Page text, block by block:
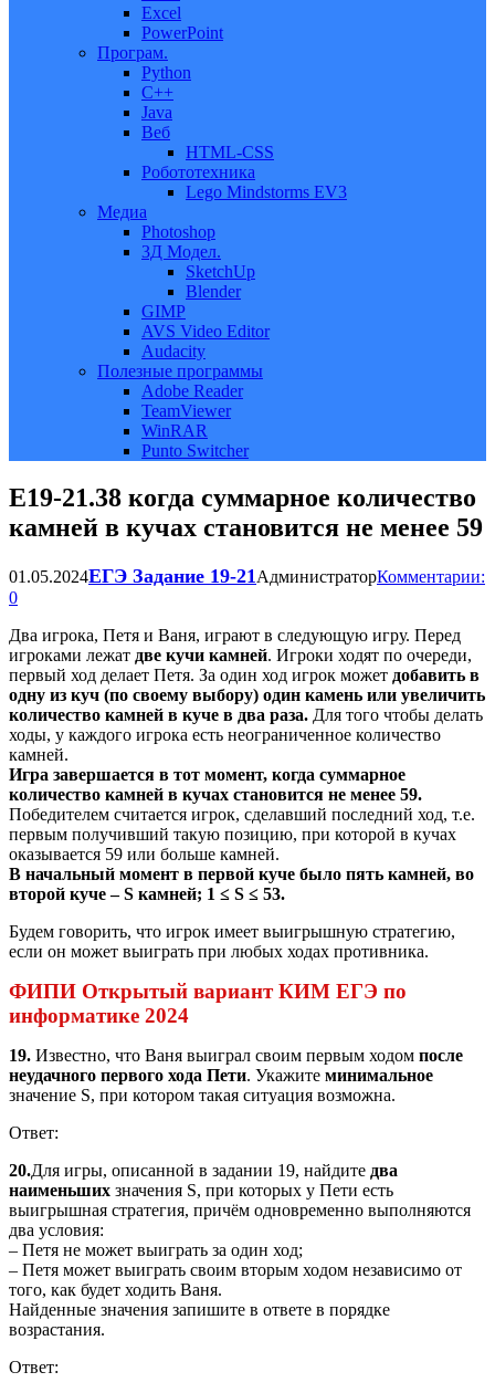
Excel
PowerPoint
Програм.
Python
C++
Java
Веб
HTML-CSS
Робототехника
Lego Mindstorms EV3
Медиа
Photoshop
3Д Модел.
SketchUp
Blender
GIMP
AVS Video Editor
Audacity
Полезные программы
Adobe Reader
TeamViewer
WinRAR
Punto Switcher
Е19-21.38 когда суммарное количество
камней в кучах становится не менее 59
01.05.2024ЕГЭ Задание 19-21 АдминистраторКомментарии:
0
Два игрока, Петя и Ваня, играют в следующую игру. Перед
игроками лежат две кучи камней. Игроки ходят по очереди,
первый ход делает Петя. За один ход игрок может добавить в
одну из куч (по своему выбору) один камень или увеличить
количество камней в куче в два раза. Для того чтобы делать
ходы, у каждого игрока есть неограниченное количество
камней.
Игра завершается в тот момент, когда суммарное
количество камней в кучах становится не менее 59.
Победителем считается игрок, сделавший последний ход, т.е.
первым получивший такую позицию, при которой в кучах
оказывается 59 или больше камней.
В начальный момент в первой куче было пять камней, во
второй куче – S камней; 1 ≤ S ≤ 53.
Будем говорить, что игрок имеет выигрышную стратегию,
если он может выиграть при любых ходах противника.
ФИПИ Открытый вариант КИМ ЕГЭ по
информатике 2024
19. Известно, что Ваня выиграл своим первым ходом после
неудачного первого хода Пети. Укажите минимальное
значение S, при котором такая ситуация возможна.
Ответ:
20.Для игры, описанной в задании 19, найдите два
наименьших значения S, при которых у Пети есть
выигрышная стратегия, причём одновременно выполняются
два условия:
– Петя не может выиграть за один ход;
– Петя может выиграть своим вторым ходом независимо от
того, как будет ходить Ваня.
Найденные значения запишите в ответе в порядке
возрастания.
Ответ: